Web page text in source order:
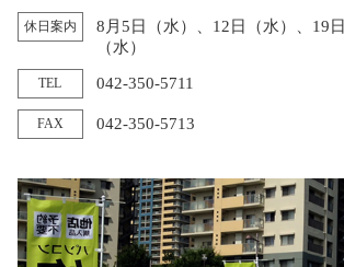
休日案内
8月5日（水）、12日（水）、19
（水）
TEL 042-350-5711
FAX 042-350-5713